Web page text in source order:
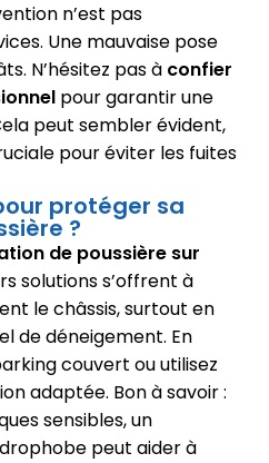
n’est pas
Une mauvaise pose
N’hésitez pas à confier
pour garantir une
peut sembler évident,
pour éviter les fuites
protéger sa
?
de poussière sur
solutions s’offrent à
le châssis, surtout en
de déneigement. En
couvert ou utilisez
adaptée. Bon à savoir :
sensibles, un
peut aider à